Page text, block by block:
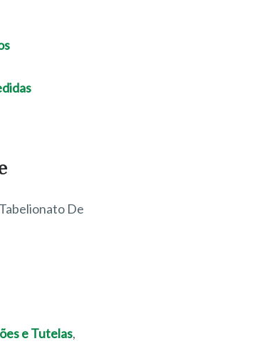
De
e Tutelas,